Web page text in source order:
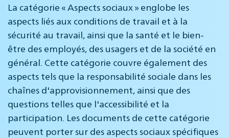
La catégorie « Aspects sociaux » englobe les
aspects liés aux conditions de travail et à la
sécurité au travail, ainsi que la santé et le bien-
être des employés, des usagers et de la société en
général. Cette catégorie couvre également des
aspects tels que la responsabilité sociale dans les
chaînes d'approvisionnement, ainsi que des
questions telles que l'accessibilité et la
participation. Les documents de cette catégorie
peuvent porter sur des aspects sociaux spécifiques